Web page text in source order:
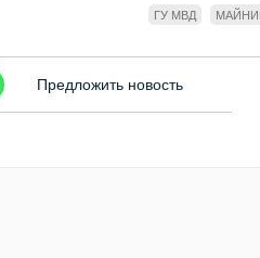
ГУ МВД
Предложить новость